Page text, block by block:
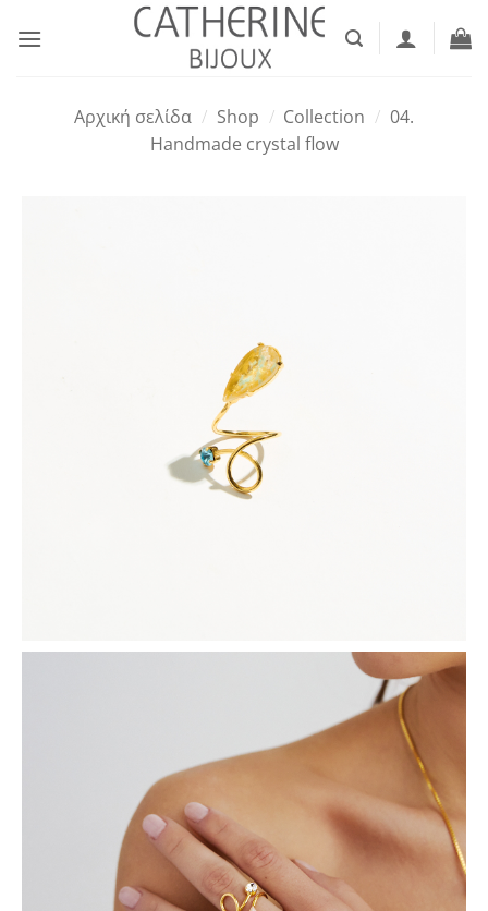
στο
Αρχική σελίδα / Shop / Collection / 04.
Handmade crystal flow